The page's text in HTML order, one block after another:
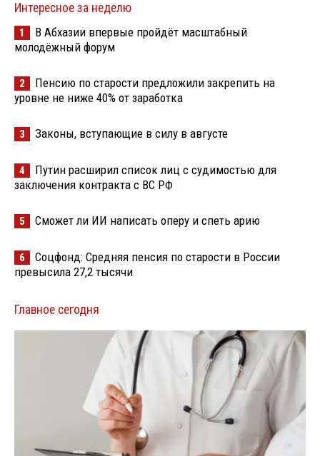
Интересное за неделю
1
В Абхазии впервые пройдёт масштабный
молодёжный форум
2
Пенсию по старости предложили закрепить на
уровне не ниже 40% от заработка
3 Законы, вступающие в силу в августе
4
Путин расширил список лиц с судимостью для
заключения контракта с ВС РФ
5 Сможет ли ИИ написать оперу и спеть арию
6
Соцфонд: Средняя пенсия по старости в России
превысила 27,2 тысячи
Главное сегодня